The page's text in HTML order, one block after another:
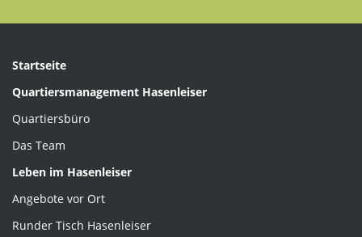
Startseite
Quartiersmanagement Hasenleiser
Quartiersbüro
Das Team
Leben im Hasenleiser
Angebote vor Ort
Runder Tisch Hasenleiser